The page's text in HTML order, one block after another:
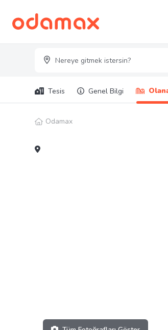
Tesis Genel Bilgi
Odamax